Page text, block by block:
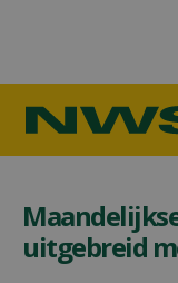
uitgebreid